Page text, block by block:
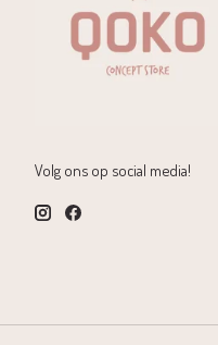
Volg ons op social media!